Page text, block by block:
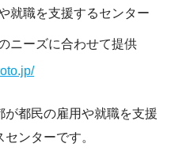
就職を支援するセンター
ニーズに合わせて提供
都民の雇用や就職を支援
ンターです。